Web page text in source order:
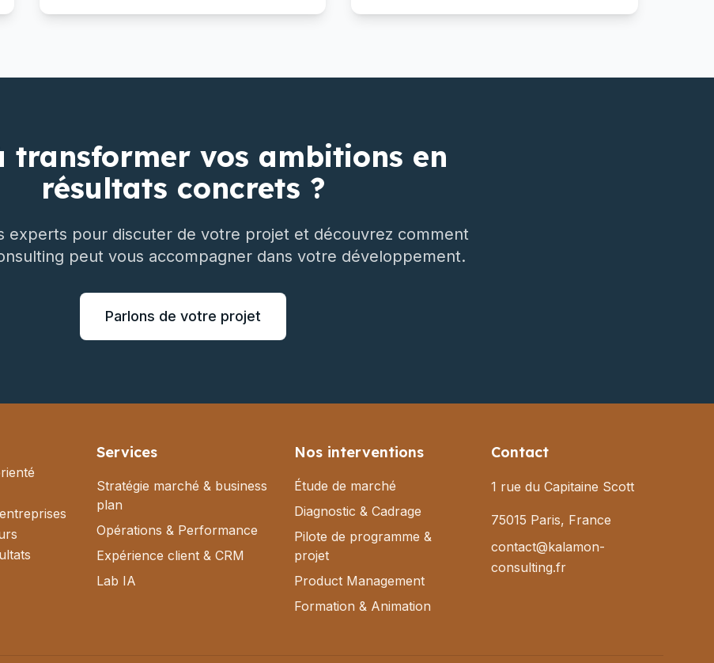
transformer vos ambitions en
résultats concrets ?
experts pour discuter de votre projet et découvrez comment
peut vous accompagner dans votre développement.
Parlons de votre projet
Services
Stratégie marché & business
plan
Opérations & Performance
Expérience client & CRM
Lab IA
Nos interventions
Étude de marché
Diagnostic & Cadrage
Pilote de programme &
projet
Product Management
Formation & Animation
Contact
1 rue du Capitaine Scott
75015 Paris, France
contact@kalamon-
consulting.fr